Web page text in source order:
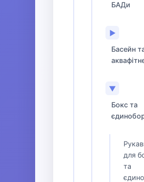
БАДи
▶
Басейн
▼
Бокс та
для
та